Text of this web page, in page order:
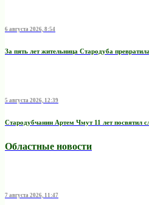
6 августа 2026, 8:54
За пять лет жительница Стародуба
5 августа 2026, 12:39
Стародубчанин Артем Чмут 11 лет посвятил
Областные новости
7 августа 2026, 11:47